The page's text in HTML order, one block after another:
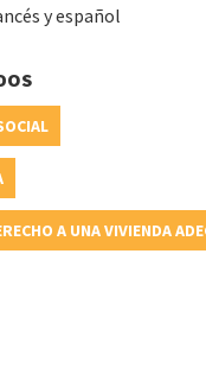
y español
A UNA VIVIENDA